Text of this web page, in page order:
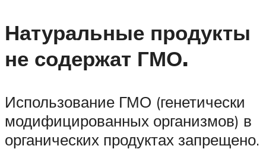
Натуральные продукты
не содержат ГМО.
Использование ГМО (генетически
модифицированных организмов) в
органических продуктах запрещено.